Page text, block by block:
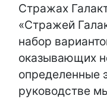
Стражах
«Стражей
набор
оказывающих
определенные
руководстве